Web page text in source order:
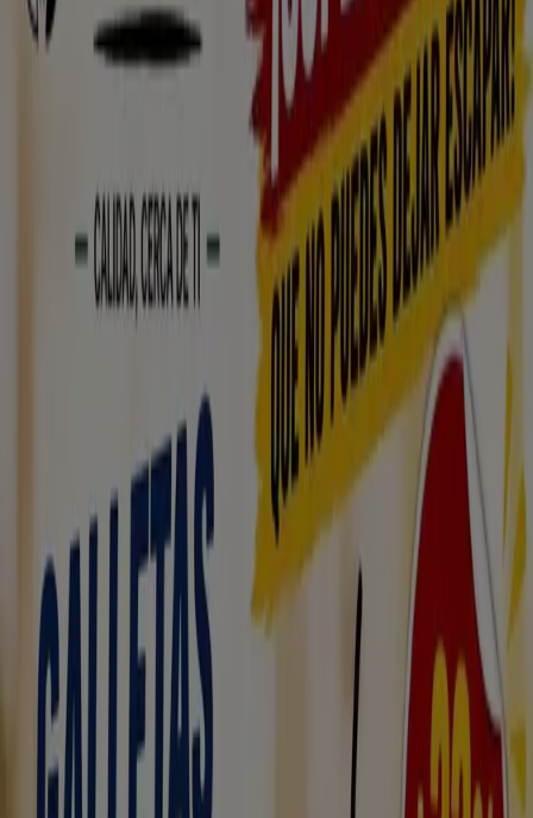
Vistazo de las ofertas de Coviran en
Torreorgaz
Hiper-Supermercados
Estamos a punto de publicar ofertas de Coviran
{"numCatalogs":0}
Horarios y direcciones Coviran
Coviran
Pz de los toros 12, Torreorgaz